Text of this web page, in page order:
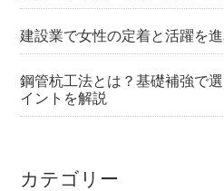
建設業で女性の定着と活躍を
鋼管杭工法とは？基礎補強で
イントを解説
カテゴリー